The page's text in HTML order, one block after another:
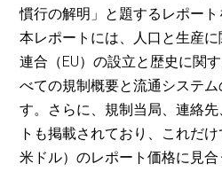
慣行の解明」と題するレポート
本レポートには、人口と生産
連合（EU）の設立と歴史に関
べての規制概要と流通システ
す。さらに、規制当局、連絡
トも掲載されており、これだ
米ドル）のレポート価格に見